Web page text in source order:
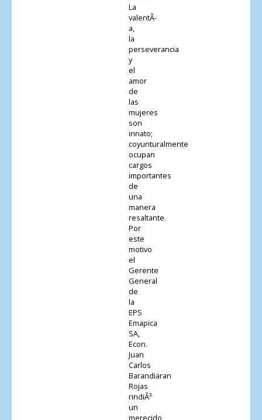
La
valentÃ­
a,
la
perseverancia
y
el
amor
de
las
mujeres
son
innato;
coyunturalmente
ocupan
cargos
importantes
de
una
manera
resaltante.
Por
este
motivo
el
Gerente
General
de
la
EPS
Emapica
SA,
Econ.
Juan
Carlos
Barandiaran
Rojas
rindiÃ³
un
merecido